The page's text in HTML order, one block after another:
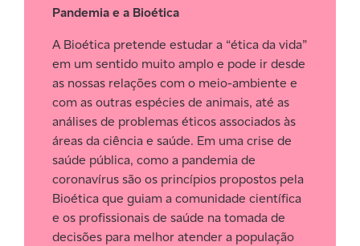
Pandemia e a Bioética
A Bioética pretende estudar a “ética da vida”
em um sentido muito amplo e pode ir desde
as nossas relações com o meio-ambiente e
com as outras espécies de animais, até as
análises de problemas éticos associados às
áreas da ciência e saúde. Em uma crise de
saúde pública, como a pandemia de
coronavírus são os princípios propostos pela
Bioética que guiam a comunidade científica
e os profissionais de saúde na tomada de
decisões para melhor atender a população